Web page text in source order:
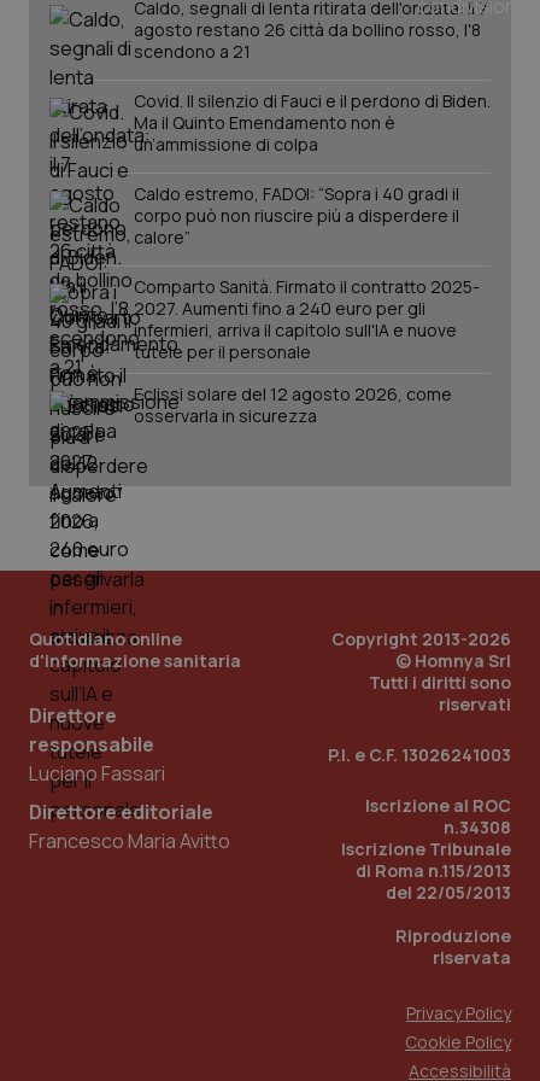
Caldo, segnali di lenta ritirata dell'ondata: il 7
agosto restano 26 città da bollino rosso, l'8
scendono a 21
Covid. Il silenzio di Fauci e il perdono di Biden.
Ma il Quinto Emendamento non è
un’ammissione di colpa
Caldo estremo, FADOI: “Sopra i 40 gradi il
corpo può non riuscire più a disperdere il
calore”
Comparto Sanità. Firmato il contratto 2025-
2027. Aumenti fino a 240 euro per gli
infermieri, arriva il capitolo sull'IA e nuove
tutele per il personale
Eclissi solare del 12 agosto 2026, come
osservarla in sicurezza
Quotidiano online
d'informazione sanitaria
Direttore
responsabile
Luciano Fassari
Direttore editoriale
Francesco Maria Avitto
Copyright 2013-2026
© Homnya Srl
Tutti i diritti sono
riservati
P.I. e C.F. 13026241003
Iscrizione al ROC
n.34308
Iscrizione Tribunale
di Roma n.115/2013
del 22/05/2013
Riproduzione
riservata
Privacy Policy
Cookie Policy
Accessibilità
tracking-sites-ironfish-
tracking-enable
tracking-sites-ironfish-
session-id
www.quotidianosanita.it